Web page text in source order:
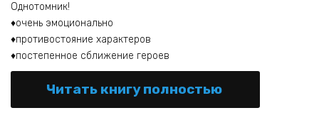
Однотомник!
♦очень эмоционально
♦противостояние характеров
♦постепенное сближение героев
Читать книгу полностью